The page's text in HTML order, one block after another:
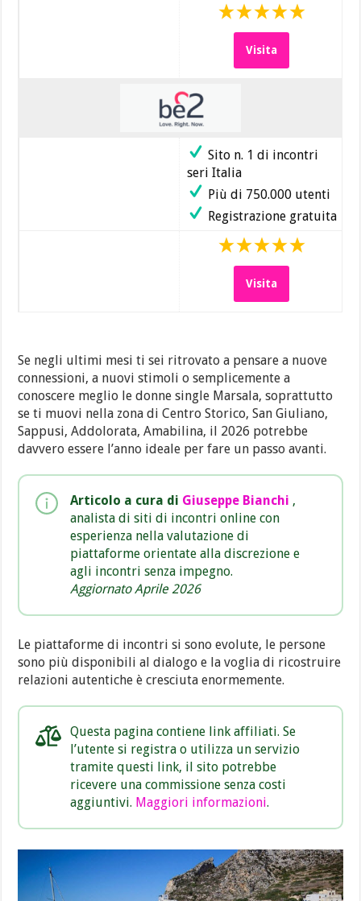
Visita
Sito n. 1 di incontri
seri Italia
Più di 750.000 utenti
Registrazione gratuita
Visita
Se negli ultimi mesi ti sei ritrovato a pensare a nuove
connessioni, a nuovi stimoli o semplicemente a
conoscere meglio le donne single Marsala, soprattutto
se ti muovi nella zona di Centro Storico, San Giuliano,
Sappusi, Addolorata, Amabilina, il 2026 potrebbe
davvero essere l’anno ideale per fare un passo avanti.
Articolo a cura di Giuseppe Bianchi ,
analista di siti di incontri online con
esperienza nella valutazione di
piattaforme orientate alla discrezione e
agli incontri senza impegno.
Aggiornato Aprile 2026
Le piattaforme di incontri si sono evolute, le persone
sono più disponibili al dialogo e la voglia di ricostruire
relazioni autentiche è cresciuta enormemente.
Questa pagina contiene link affiliati. Se
l’utente si registra o utilizza un servizio
tramite questi link, il sito potrebbe
ricevere una commissione senza costi
aggiuntivi. Maggiori informazioni.